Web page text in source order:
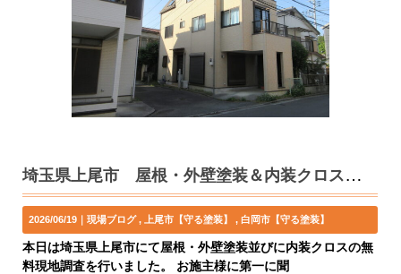
埼玉県上尾市 屋根・外壁塗装＆内装クロス貼り替え 無料現地調査
2026/06/19｜現場ブログ 上尾市【守る塗装】 白岡市【守る塗装】
本日は埼玉県上尾市にて屋根・外壁塗装並びに内装クロスの無
料現地調査を行いました。 お施主様に第一に聞